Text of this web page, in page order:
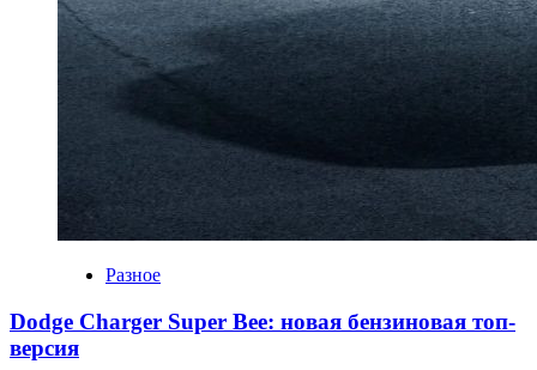
Разное
Dodge Charger Super Bee: новая бензиновая топ-
версия